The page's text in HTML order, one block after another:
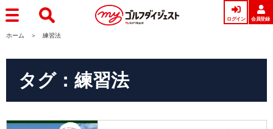
ログイン 会員登録
ホーム 練習法
タグ：練習法